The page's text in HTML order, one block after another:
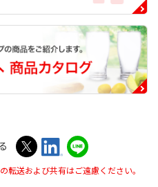
転送および共有はご遠慮ください。